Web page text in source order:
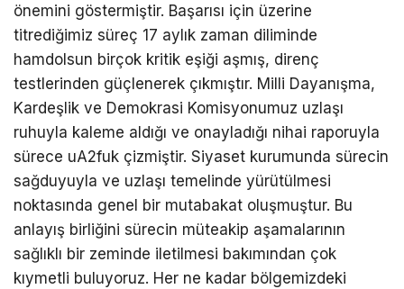
önemini göstermiştir. Başarısı için üzerine
titrediğimiz süreç 17 aylık zaman diliminde
hamdolsun birçok kritik eşiği aşmış, direnç
testlerinden güçlenerek çıkmıştır. Milli Dayanışma,
Kardeşlik ve Demokrasi Komisyonumuz uzlaşı
ruhuyla kaleme aldığı ve onayladığı nihai raporuyla
sürece uA2fuk çizmiştir. Siyaset kurumunda sürecin
sağduyuyla ve uzlaşı temelinde yürütülmesi
noktasında genel bir mutabakat oluşmuştur. Bu
anlayış birliğini sürecin müteakip aşamalarının
sağlıklı bir zeminde iletilmesi bakımından çok
kıymetli buluyoruz. Her ne kadar bölgemizdeki